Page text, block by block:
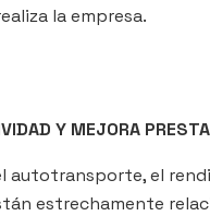
la empresa.
Y MEJORA
autotransporte, el
estrechamente